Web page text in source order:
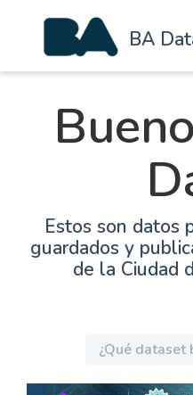
BA
Estos son datos
guardados y
de la Ciudad